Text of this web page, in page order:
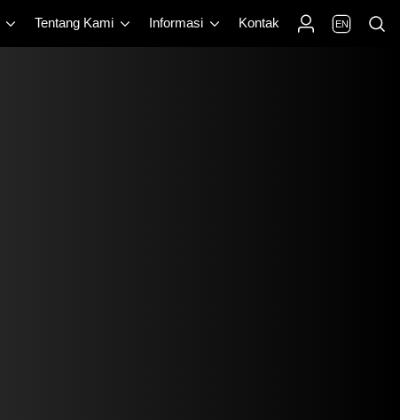
Tentang Kami Informasi Kontak EN